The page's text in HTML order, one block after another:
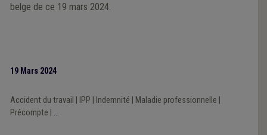
belge de ce 19 mars 2024.
19 Mars 2024
Accident du travail IPP Indemnité Maladie professionnelle
Précompte
...